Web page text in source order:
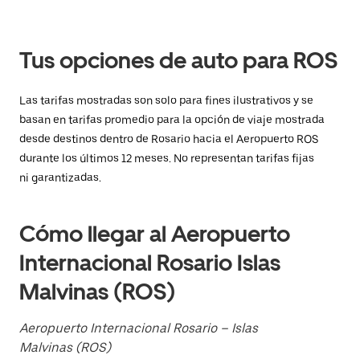
el
calendario.
Tus opciones de auto para ROS
Las tarifas mostradas son solo para fines ilustrativos y se
basan en tarifas promedio para la opción de viaje mostrada
desde destinos dentro de Rosario hacia el Aeropuerto ROS
durante los últimos 12 meses. No representan tarifas fijas
ni garantizadas.
Cómo llegar al Aeropuerto
Internacional Rosario Islas
Malvinas (ROS)
Aeropuerto Internacional Rosario – Islas
Malvinas (ROS)